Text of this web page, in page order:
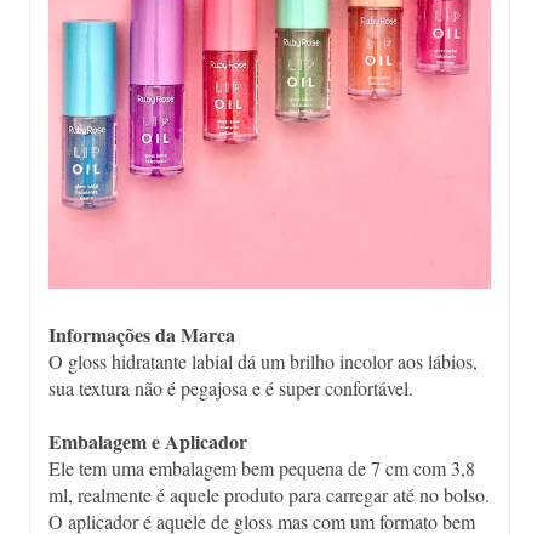
Informações da Marca
O gloss hidratante labial dá um brilho incolor aos lábios,
sua textura não é pegajosa e é super confortável.
Embalagem e Aplicador
Ele tem uma embalagem bem pequena de 7 cm com 3,8
ml, realmente é aquele produto para carregar até no bolso.
O aplicador é aquele de gloss mas com um formato bem